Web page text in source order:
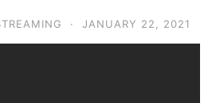
· JANUARY 22, 2021